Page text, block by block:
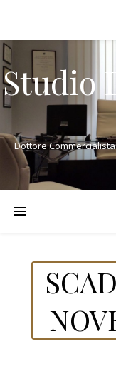
Studio
Dottore